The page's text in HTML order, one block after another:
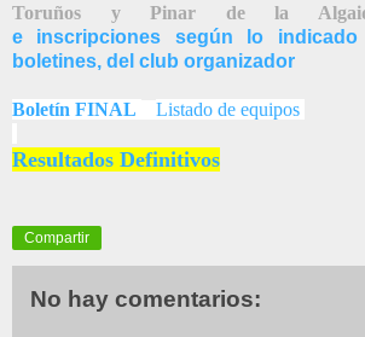
Toruños y Pinar de la
e inscripciones según lo
boletines, del club organizador
Boletín FINAL Listado de equipos
Resultados Definitivos
Compartir
No hay comentarios: